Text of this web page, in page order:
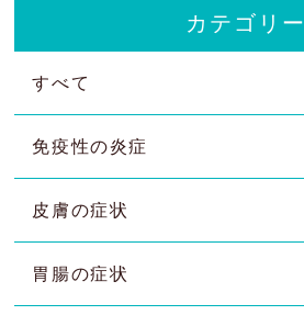
カテゴリー
すべて
免疫性の炎症
皮膚の症状
胃腸の症状